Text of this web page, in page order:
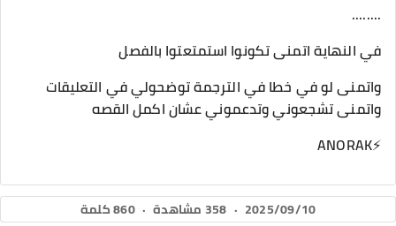
........
في النهاية اتمنى تكونوا استمتعتوا بالفصل
واتمنى لو في خطا في الترجمة توضحولي في التعليقات
واتمنى تشجعوني وتدعموني عشان اكمل القصه
⚡ANORAK
2025/09/10
· 358 مشاهدة · 860 كلمة